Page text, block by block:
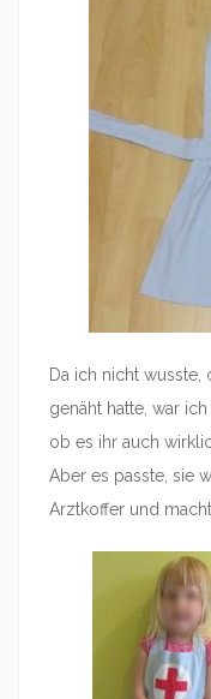
Da ich nicht
genäht hatte, war
ob es ihr auch
Aber es passte, sie
Arztkoffer und